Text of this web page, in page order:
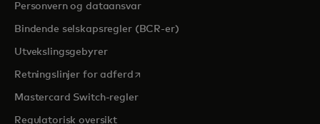
Personvern og dataansvar
Bindende selskapsregler (BCR-er)
Utvekslingsgebyrer
Retningslinjer for adferdopens in a new tab
Mastercard Switch-regler
Regulatorisk oversikt